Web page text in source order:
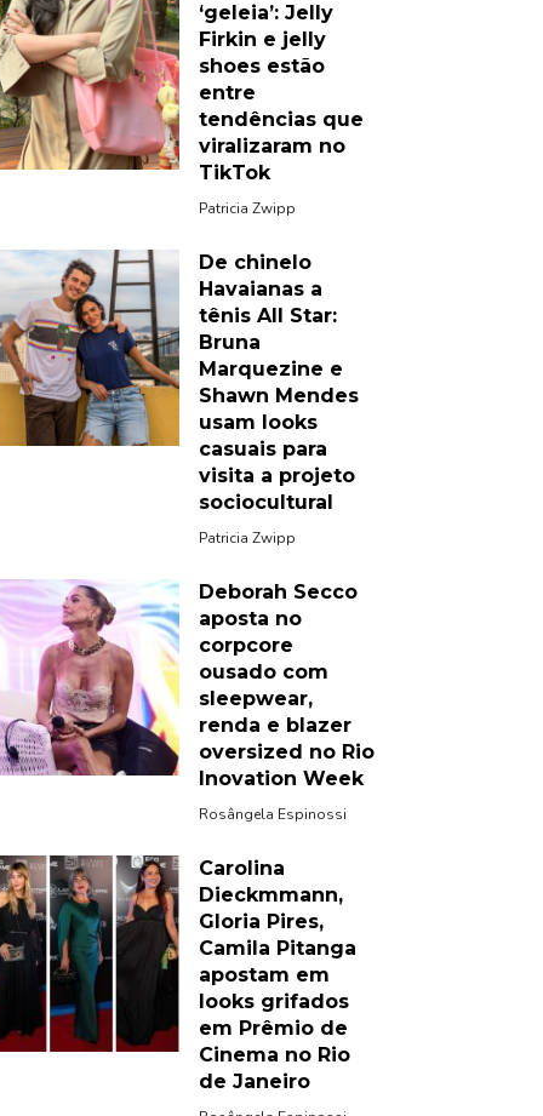
‘geleia’: Jelly
Firkin e jelly
shoes estão
entre
tendências que
viralizaram no
TikTok
Patricia Zwipp
De chinelo
Havaianas a
tênis All Star:
Bruna
Marquezine e
Shawn Mendes
usam looks
casuais para
visita a projeto
sociocultural
Patricia Zwipp
Deborah Secco
aposta no
corpcore
ousado com
sleepwear,
renda e blazer
oversized no Rio
Inovation Week
Rosângela Espinossi
Carolina
Dieckmmann,
Gloria Pires,
Camila Pitanga
apostam em
looks grifados
em Prêmio de
Cinema no Rio
de Janeiro